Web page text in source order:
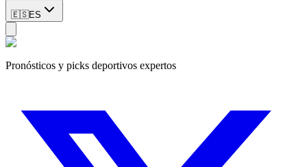
🇪🇸ES
Pronósticos y picks deportivos expertos